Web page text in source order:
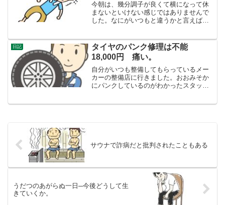
今朝は、幾分調子が良くて横になって休
まないといけない感じではありませんで
した。なにがいつもと違うかと言えば、
寝る前３時間タイマーつけています。７
時間寝るとすると４時間は...
日記
タイヤのパンク修理は不能
18,000円 痛い。
自分がいつも整備してもらっているメー
カーの整備店に行きました。おおみそか
にパンクしているのがわかったスタッド
サウナで詐病だと批判されたこともある
うだつのあがらぬ一日─今後どうして生
きていくか。